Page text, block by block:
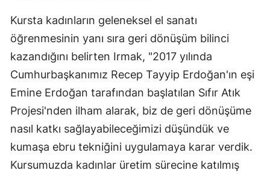
Erzurum
Eskişehir
Gaziantep
Giresun
Gümüşhane
Hakkari
Kursta kadınların geleneksel el sanatı
öğrenmesinin yanı sıra geri dönüşüm bilinci
kazandığını belirten Irmak, "2017 yılında
Cumhurbaşkanımız Recep Tayyip Erdoğan'ın eşi
Emine Erdoğan tarafından başlatılan Sıfır Atık
Projesi'nden ilham alarak, biz de geri dönüşüme
nasıl katkı sağlayabileceğimizi düşündük ve
kumaşa ebru tekniğini uygulamaya karar verdik.
Kursumuzda kadınlar üretim sürecine katılmış